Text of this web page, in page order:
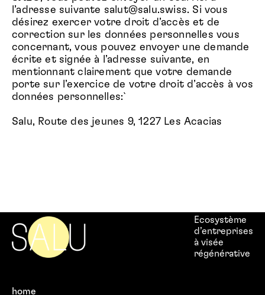
l’adresse suivante salut@salu.swiss. Si vous
désirez exercer votre droit d’accès et de
correction sur les données personnelles vous
concernant, vous pouvez envoyer une demande
écrite et signée à l’adresse suivante, en
mentionnant clairement que votre demande
porte sur l’exercice de votre droit d’accès à vos
données personnelles:`
Salu, Route des jeunes 9, 1227 Les Acacias
Ecosystème
d’entreprises
à visée
régénérative
home